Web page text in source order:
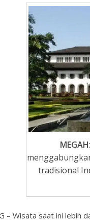
MEGAH
tradisional
– Wisata saat ini lebih